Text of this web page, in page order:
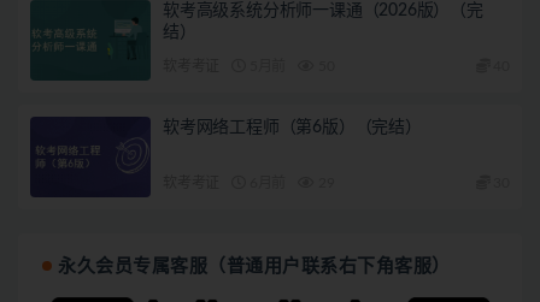
软考高级系统分析师一课通（2026版）（完
结）
软考网络工程师（第6版）（完结）
永久会员专属客服（普通用户联系右下角客服）